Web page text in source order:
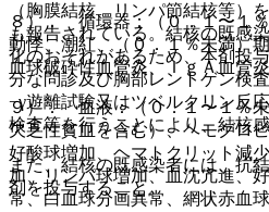
（胸膜結核、リンパ節結核等）
も報告されている。結核の既感
化のおそれがあるため、本剤投
分な問診及び胸部レントゲン検
−γ遊離試験又はツベルクリン反
検査等を行うことにより、結核
また、結核の既感染者には、抗
剤を投与すること。
８）． 循環器：（０．１〜１
動悸、潮紅、（０．１％未満）
血球破砕性血管炎、ＩｇＡ血管
９）． 血液：（０．１〜１％
欠乏性貧血を含む）、ヘモグロ
好酸球増加、ヘマトクリット減
加、リンパ球増加、血沈亢進、
常、白血球分画異常、網状赤血球